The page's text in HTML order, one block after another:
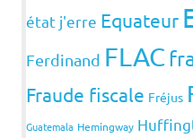
état j'erre Equateur
Ferdinand FLAC
Fraude fiscale Fréjus
Guatemala Hemingway